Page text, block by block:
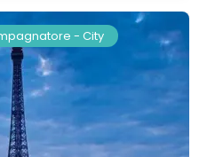
- City